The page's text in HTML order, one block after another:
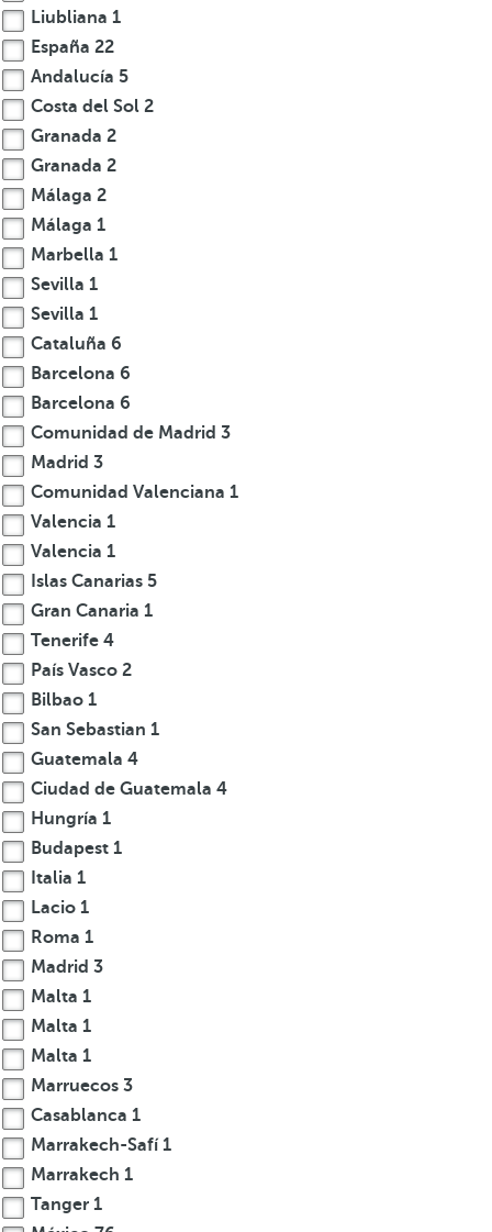
Liubliana 1
España 22
Andalucía 5
Costa del Sol 2
Granada 2
Granada 2
Málaga 2
Málaga 1
Marbella 1
Sevilla 1
Sevilla 1
Cataluña 6
Barcelona 6
Barcelona 6
Comunidad de Madrid 3
Madrid 3
Comunidad Valenciana 1
Valencia 1
Valencia 1
Islas Canarias 5
Gran Canaria 1
Tenerife 4
País Vasco 2
Bilbao 1
San Sebastian 1
Guatemala 4
Ciudad de Guatemala 4
Hungría 1
Budapest 1
Italia 1
Lacio 1
Roma 1
Madrid 3
Malta 1
Malta 1
Malta 1
Marruecos 3
Casablanca 1
Marrakech-Safí1
Marrakech 1
Tanger 1